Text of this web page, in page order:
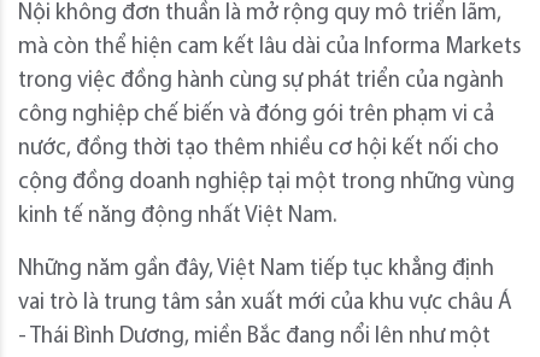
Nội không đơn thuần là mở rộng quy mô triển lãm,
mà còn thể hiện cam kết lâu dài của Informa Markets
trong việc đồng hành cùng sự phát triển của ngành
công nghiệp chế biến và đóng gói trên phạm vi cả
nước, đồng thời tạo thêm nhiều cơ hội kết nối cho
cộng đồng doanh nghiệp tại một trong những vùng
kinh tế năng động nhất Việt Nam.
Những năm gần đây, Việt Nam tiếp tục khẳng định
vai trò là trung tâm sản xuất mới của khu vực châu Á
- Thái Bình Dương, miền Bắc đang nổi lên như một